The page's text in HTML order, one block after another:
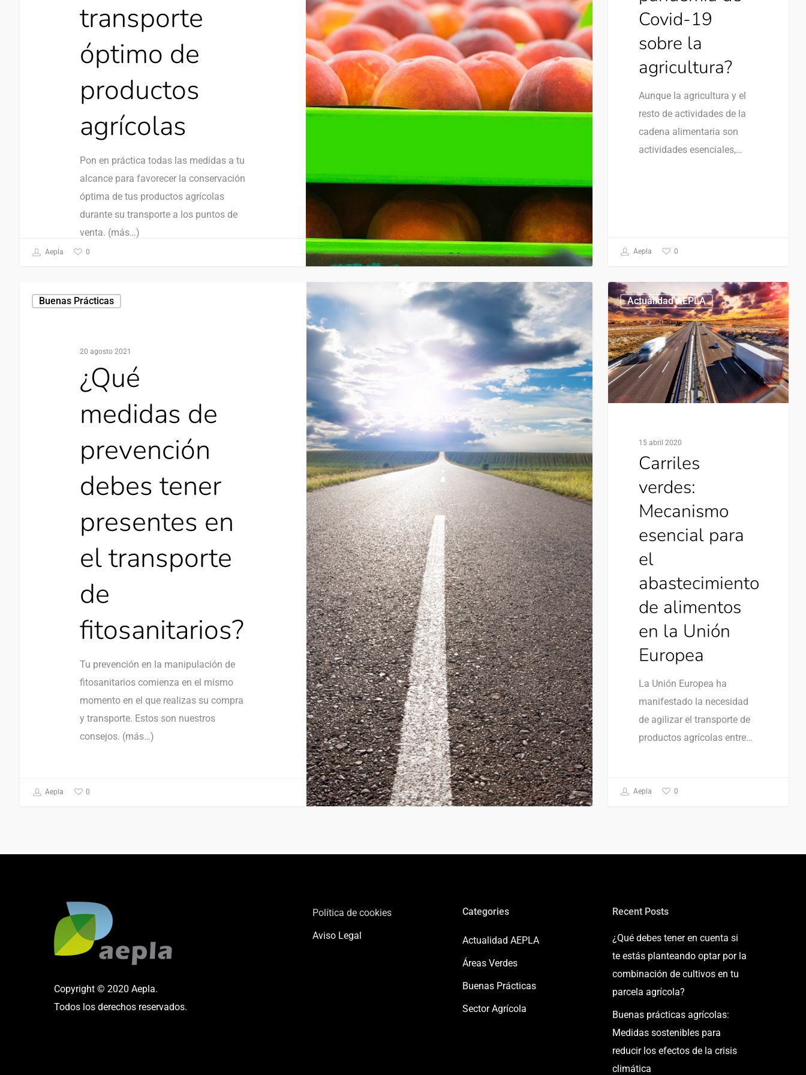
transporte
óptimo de
productos
agrícolas
Pon en práctica todas las medidas a tu
alcance para favorecer la conservación
óptima de tus productos agrícolas
durante su transporte a los puntos de
venta. (más…)
Aepla 0
Buenas Prácticas
20 agosto 2021
¿Qué
medidas de
prevención
debes tener
presentes en
el transporte
de
fitosanitarios?
Tu prevención en la manipulación de
fitosanitarios comienza en el mismo
momento en el que realizas su compra
y transporte. Estos son nuestros
consejos. (más…)
Aepla 0
Covid-19
sobre la
agricultura?
Aunque la agricultura y el
resto de actividades de la
cadena alimentaria son
actividades esenciales,…
Aepla 0
Actualidad AEPLA
15 abril 2020
Carriles
verdes:
Mecanismo
esencial para
el
abastecimiento
de alimentos
en la Unión
Europea
La Unión Europea ha
manifestado la necesidad
de agilizar el transporte de
productos agrícolas entre…
Aepla 0
Copyright © 2020 Aepla.
Todos los derechos reservados.
Política de cookies
Aviso Legal
Categories
Actualidad AEPLA
Áreas Verdes
Buenas Prácticas
Sector Agrícola
Recent Posts
¿Qué debes tener en cuenta si
te estás planteando optar por la
combinación de cultivos en tu
parcela agrícola?
Buenas prácticas agrícolas:
Medidas sostenibles para
reducir los efectos de la crisis
climática